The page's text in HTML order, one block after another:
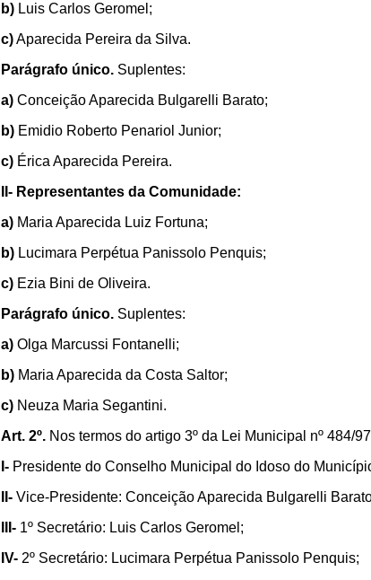
b) Luis Carlos Geromel;
c)Aparecida Pereira da Silva.
Parágrafo único. Suplentes:
a) Conceição Aparecida Bulgarelli Barato;
b) Emidio Roberto Penariol Junior;
c) Érica Aparecida Pereira.
II- Representantes da Comunidade:
a) Maria Aparecida Luiz Fortuna;
b) Lucimara Perpétua Panissolo Penquis;
c) Ezia Bini de Oliveira.
Parágrafo único. Suplentes:
a) Olga Marcussi Fontanelli;
b) Maria Aparecida da Costa Saltor;
c) Neuza Maria Segantini.
Art. 2º. Nos termos do artigo 3º da Lei Municipal nº 484/
I- Presidente do Conselho Municipal do Idoso do
II- Vice-Presidente: Conceição Aparecida Bulgarelli
III- 1º Secretário: Luis Carlos Geromel;
IV- 2º Secretário: Lucimara Perpétua Panissolo Penquis;